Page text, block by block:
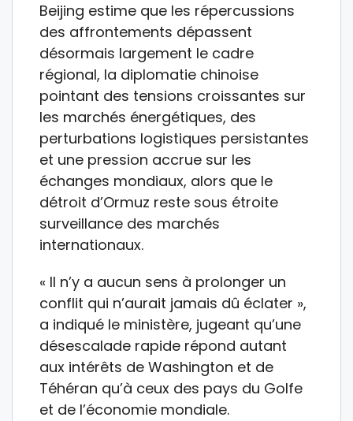
Beijing estime que les répercussions
des affrontements dépassent
désormais largement le cadre
régional, la diplomatie chinoise
pointant des tensions croissantes sur
les marchés énergétiques, des
perturbations logistiques persistantes
et une pression accrue sur les
échanges mondiaux, alors que le
détroit d’Ormuz reste sous étroite
surveillance des marchés
internationaux.
« Il n’y a aucun sens à prolonger un
conflit qui n’aurait jamais dû éclater »,
a indiqué le ministère, jugeant qu’une
désescalade rapide répond autant
aux intérêts de Washington et de
Téhéran qu’à ceux des pays du Golfe
et de l’économie mondiale.